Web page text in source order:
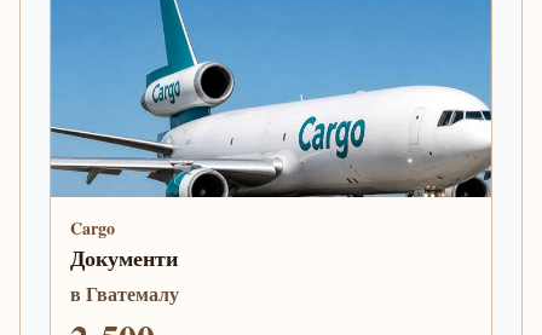
Cargo
Документи
в Гватемалу